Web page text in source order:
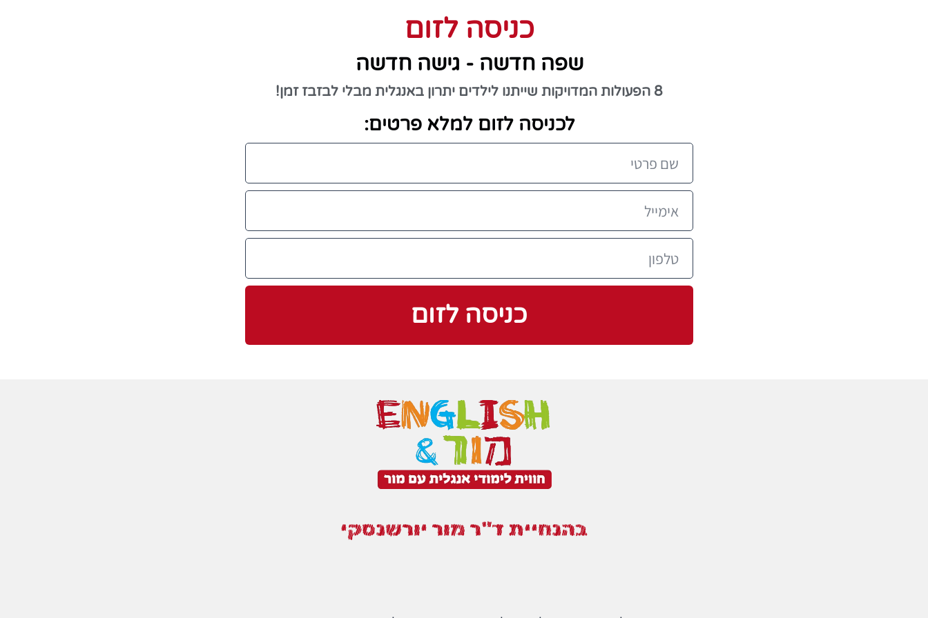
כניסה לזום
שפה חדשה - גישה חדשה
8 הפעולות המדויקות שייתנו לילדים יתרון באנגלית מבלי לבזבז זמן!
לכניסה לזום למלא פרטים:
כניסה לזום
בהנחיית ד"ר מור יורשנסקי